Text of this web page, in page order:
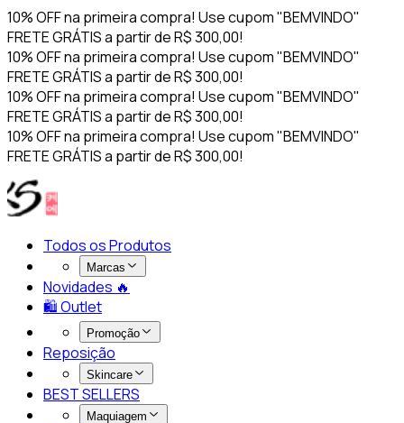
10% OFF na primeira compra! Use cupom "BEMVINDO"
FRETE GRÁTIS a partir de R$ 300,00!
10% OFF na primeira compra! Use cupom "BEMVINDO"
FRETE GRÁTIS a partir de R$ 300,00!
10% OFF na primeira compra! Use cupom "BEMVINDO"
FRETE GRÁTIS a partir de R$ 300,00!
10% OFF na primeira compra! Use cupom "BEMVINDO"
FRETE GRÁTIS a partir de R$ 300,00!
Todos os Produtos
Marcas
Novidades 🔥​
🛍️ Outlet
Promoção
Reposição
Skincare
BEST SELLERS
Maquiagem